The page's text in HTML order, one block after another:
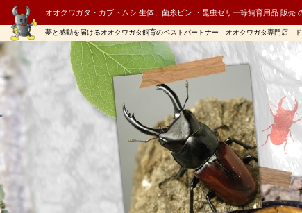
オオクワガタ・カブトムシ 生体、菌糸ビン ・昆虫ゼリー等飼育用品 販売
夢と感動を届けるオオクワガタ飼育のベストパートナー オオクワガタ専門店